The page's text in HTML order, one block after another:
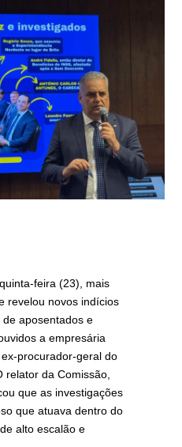
feira (23), mais
revelou novos indícios
aposentados e
a empresária
procurador-geral do
relator da Comissão,
que as investigações
que atuava dentro do
alto escalão e